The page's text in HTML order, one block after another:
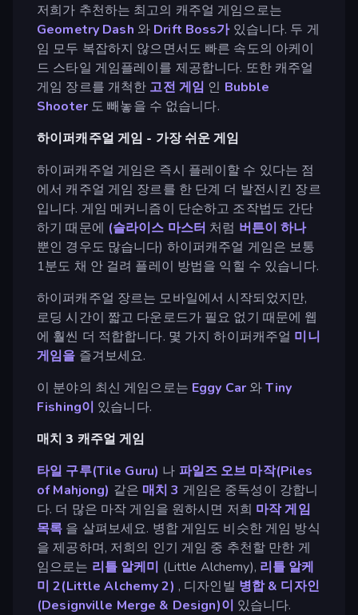
저희가 추천하는 최고의 캐주얼 게임으로는
Geometry Dash 와 Drift Boss가있습니다. 두 게
임 모두 복잡하지 않으면서도 빠른 속도의 아케이
드 스타일 게임플레이를 제공합니다. 또한 캐주얼
게임 장르를 개척한 고전 게임 인 Bubble
Shooter도 빼놓을 수 없습니다.
하이퍼캐주얼 게임 - 가장 쉬운 게임
하이퍼캐주얼 게임은 즉시 플레이할 수 있다는 점
에서 캐주얼 게임 장르를 한 단계 더 발전시킨 장르
입니다. 게임 메커니즘이 단순하고 조작법도 간단
하기 때문에 (슬라이스 마스터 처럼 버튼이 하나
뿐인 경우도 많습니다) 하이퍼캐주얼 게임은 보통
1분도 채 안 걸려 플레이 방법을 익힐 수 있습니다.
하이퍼캐주얼 장르는 모바일에서 시작되었지만,
로딩 시간이 짧고 다운로드가 필요 없기 때문에 웹
에 훨씬 더 적합합니다. 몇 가지 하이퍼캐주얼 미니
게임을 즐겨보세요.
이 분야의 최신 게임으로는 Eggy Car 와Tiny
Fishing이 있습니다.
매치 3 캐주얼 게임
타일 구루(Tile Guru) 나 파일즈 오브 마작(Piles
of Mahjong) 같은 매치 3 게임은 중독성이 강합니
다. 더 많은 마작 게임을 원하시면 저희 마작 게임
목록 을 살펴보세요. 병합 게임도 비슷한 게임 방식
을 제공하며, 저희의 인기 게임 중 추천할 만한 게
임으로는 리틀 알케미 (Little Alchemy), 리틀 알케
미 2(Little Alchemy 2) , 디자인빌 병합 & 디자인
(Designville Merge & Design)이 있습니다.